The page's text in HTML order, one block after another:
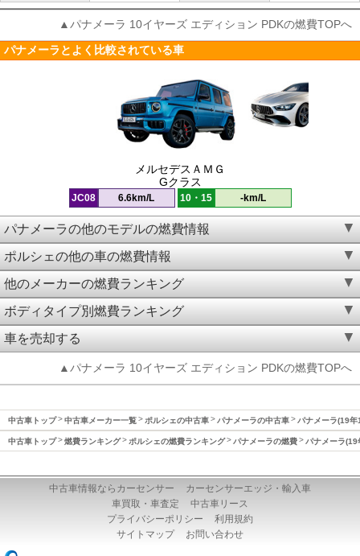
▲パナメーラ 10イヤーズ エディション PDKの燃費TOPへ
パナメーラとよく比較されている車
メルセデスＡＭＧ
Gクラス
JC08 6.6km/L 10・15 -km/L
パナメーラの他のモデルの燃費情報
ポルシェの他の車の燃費情報
他のメーカーの燃費ランキング
ボディタイプ別燃費ランキング
車を売却する
▲パナメーラ 10イヤーズ エディション PDKの燃費TOPへ
中古車トップ 中古車メーカー一覧 ポルシェの中古車 パナメーラの中古車 パナメーラ(19
中古車トップ 燃費ランキング ポルシェの燃費ランキング パナメーラの燃費 パナメーラ
中古車情報ならカーセンサー
カーセンサーエッジ・輸入車
車買取・車査定
中古車リース
プライバシーポリシー
利用規約
サイトマップ
お問い合わせ